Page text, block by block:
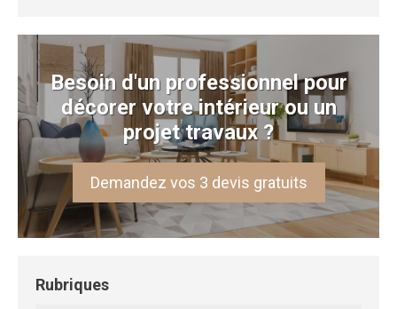
Besoin d'un professionnel pour
décorer votre intérieur ou un
projet travaux ?
Demandez vos 3 devis gratuits
Rubriques